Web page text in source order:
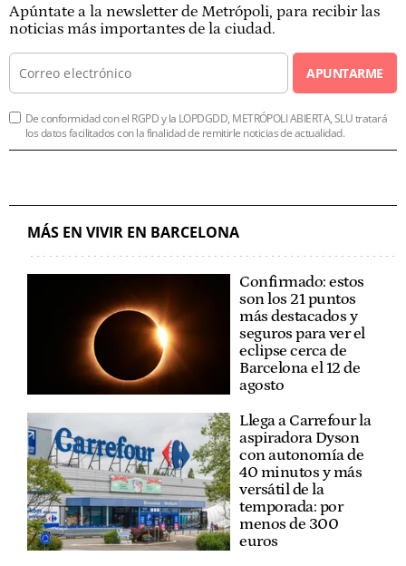
Apúntate a la newsletter de Metrópoli, para recibir las
noticias más importantes de la ciudad.
APUNTARME
De conformidad con el RGPD y la LOPDGDD, METRÓPOLI ABIERTA, SLU tratará
los datos facilitados con la finalidad de remitirle noticias de actualidad.
MÁS EN VIVIR EN BARCELONA
Confirmado: estos
son los 21 puntos
más destacados y
seguros para ver el
eclipse cerca de
Barcelona el 12 de
agosto
Llega a Carrefour la
aspiradora Dyson
con autonomía de
40 minutos y más
versátil de la
temporada: por
menos de 300
euros